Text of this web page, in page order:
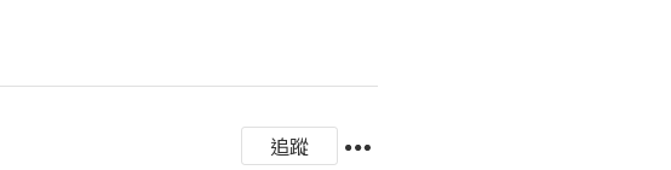
追蹤